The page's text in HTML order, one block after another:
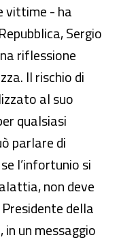
vittime - ha
Sergio
riflessione
Il rischio di
al suo
qualsiasi
parlare di
l’infortunio si
non deve
della
un messaggio